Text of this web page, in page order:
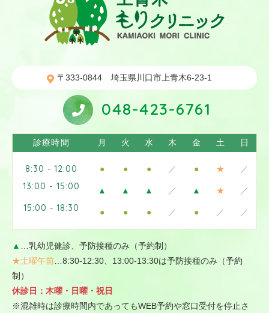
〒333-0844 埼玉県川口市上青木6-23-1
048-423-6761
診療時間 月 火 水 木 金 土 日
8:30 - 12:00 ● ● ● ／ ● ★ ／
13:00 - 15:00 ▲ ▲ ▲ ／ ▲ ★ ／
15:00 - 18:30 ● ● ● ／ ● ／ ／
▲
…乳幼児健診、予防接種のみ（予約制）
★土曜午前 …8:30-12:30、13:00-13:30は予防接種のみ（予約
制）
休診日：木曜・日曜・祝日
※混雑時は診療時間内であってもWEB予約や窓口受付を停止さ